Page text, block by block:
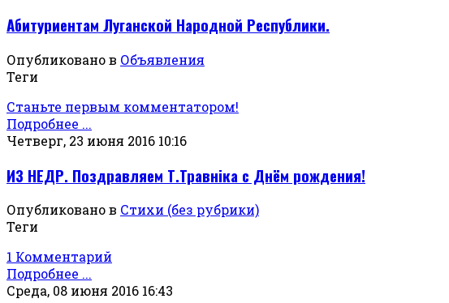
Абитуриентам Луганской Народной Республики.
Опубликовано в Объявления
Теги
Станьте первым комментатором!
Подробнее ...
Четверг, 23 июня 2016 10:16
ИЗ НЕДР. Поздравляем Т.Травнiка с Днём рождения!
Опубликовано в Стихи (без рубрики)
Теги
1 Комментарий
Подробнее ...
Среда, 08 июня 2016 16:43